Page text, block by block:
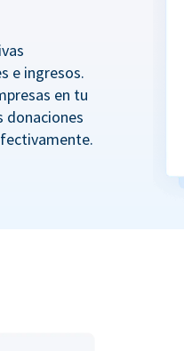
e ingresos.
en tu
donaciones